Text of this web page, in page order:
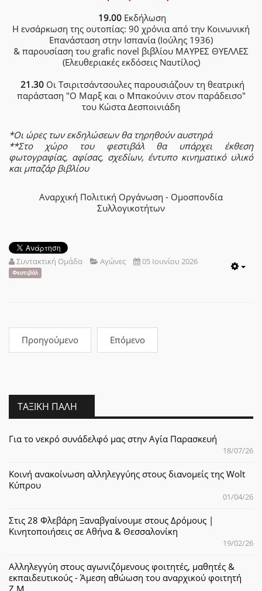
19.00 Εκδήλωση
Η ενσάρκωση της ουτοπίας: 90 χρόνια από την Κοινωνική
Επανάσταση στην Ισπανία (Ιούλης 1936)
& παρουσίαση του grafic novel βιβλίου ΜΑΥΡΕΣ ΘΥΕΛΛΕΣ
(Ελευθεριακές εκδόσεις Ναυτίλος)
21.30Οι Τσιριτσάντσουλες παρουσιάζουν τη θεατρική
παράσταση "Ο Μαρξ και ο Μπακούνιν στον παράδεισο"
του Κώστα Δεσποινιάδη
*Οι ώρες των εκδηλώσεων θα τηρηθούν αυστηρά
**Στο χώρο του φεστιβάλ θα υπάρχει έκθεση
φωτογραφίας, αφίσας, σχεδίων, έντυπο κινηματικό υλικό
και μπαζάρ βιβλίου
Αναρχική Πολιτική Οργάνωση - Ομοσπονδία
Συλλογικοτήτων
Συντακτική Ομάδα Αγώνες 05 Ιουνίου 2026
Φεστιβάλ
Προηγούμενο Επόμενο
ΤΑΞΙΚΉ ΠΆΛΗ
Για το νεκρό συνάδελφό μας στην Αγία Παρασκευή
18/07/26
Κοινή ανακοίνωση αλληλεγγύης στους διανομείς της Wolt
Κύπρου
01/04/26
Στις 28 Φλεβάρη Ξαναβγαίνουμε στους Δρόμους |
Κινητοποιήσεις σε Αθήνα & Θεσσαλονίκη
19/02/26
Αλληλεγγύη στους αγωνιζόμενους φοιτητές, μαθητές &
εκπαιδευτικούς - Άμεση αθώωση του αναρχικού φοιτητή